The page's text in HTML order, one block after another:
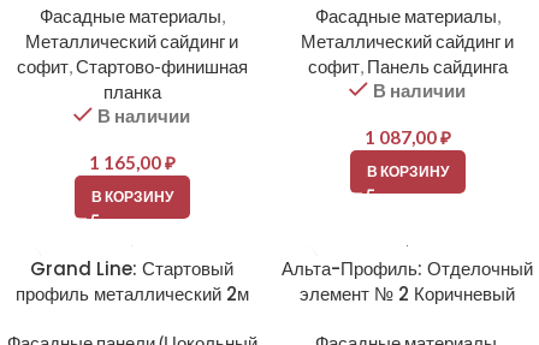
Фасадные материалы,
Металлический сайдинг и
софит,Стартово-финишная
планка
В наличии
1 165,00₽
В КОРЗИНУ
Фасадные материалы,
Металлический сайдинг и
софит, Панель сайдинга
В наличии
1 087,00₽
В КОРЗИНУ
Grand Line: Стартовый
профиль металлический 2м
Альта-Профиль: Отделочный
элемент № 2 Коричневый